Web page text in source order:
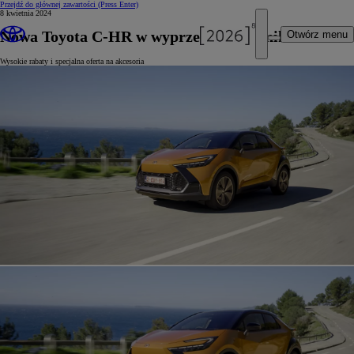
Przejdź do głównej zawartości (Press Enter)
Otwórz menu
8 kwietnia 2024
Nowa Toyota C-HR w wyprzedaży rocznika 2023
Wysokie rabaty i specjalna oferta na akcesoria